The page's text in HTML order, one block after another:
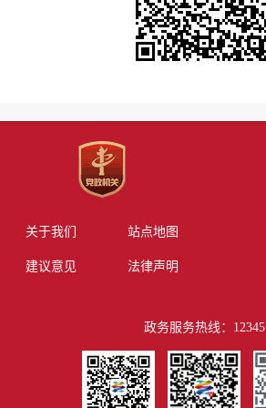
关于我们 站点地图
建议意见 法律声明
政务服务热线：12345